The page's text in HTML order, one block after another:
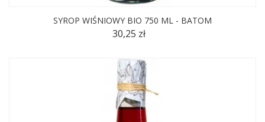
SYROP WIŚNIOWY BIO 750 ML - BATOM
30,25 zł